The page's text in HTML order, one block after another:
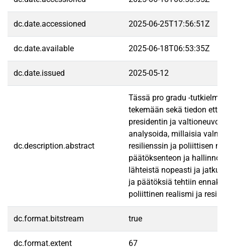
dc.date.accessioned 2025-06-25T17:56:51Z
dc.date.available 2025-06-18T06:53:35Z
dc.date.issued 2025-05-12
dc.description.abstract
Tässä pro gradu -
tekemään sekä tiedon
presidentin ja
analysoida, millaisia
resilienssin ja poliittisen
päätöksenteon ja
lähteistä nopeasti ja
ja päätöksiä tehtiin
poliittinen realismi ja
dc.format.bitstream true
dc.format.extent 67